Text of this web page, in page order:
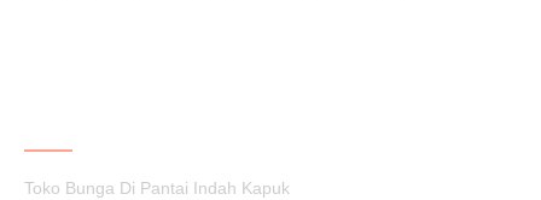
Toko Bunga Di Pantai Indah Kapuk